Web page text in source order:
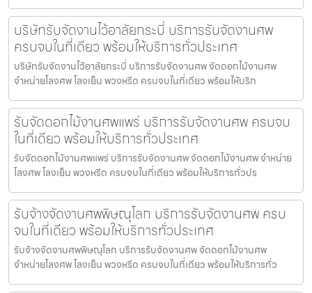
บริษัทรับจัดงานไว้อาลัยกระบี่ บริการรับจัดงานศพ
ครบจบในที่เดียว พร้อมให้บริการทั่วประเทศ
บริษัทรับจัดงานไว้อาลัยกระบี่ บริการรับจัดงานศพ จัดดอกไม้งานศพ
จำหน่ายโลงศพ โลงเย็น พวงหรีด ครบจบในที่เดียว พร้อมให้บริก
รับจัดดอกไม้งานศพแพร่ บริการรับจัดงานศพ ครบจบ
ในที่เดียว พร้อมให้บริการทั่วประเทศ
รับจัดดอกไม้งานศพแพร่ บริการรับจัดงานศพ จัดดอกไม้งานศพ จำหน่าย
โลงศพ โลงเย็น พวงหรีด ครบจบในที่เดียว พร้อมให้บริการทั่วปร
รับจ้างจัดงานศพพิษณุโลก บริการรับจัดงานศพ ครบ
จบในที่เดียว พร้อมให้บริการทั่วประเทศ
รับจ้างจัดงานศพพิษณุโลก บริการรับจัดงานศพ จัดดอกไม้งานศพ
จำหน่ายโลงศพ โลงเย็น พวงหรีด ครบจบในที่เดียว พร้อมให้บริการทั่ว